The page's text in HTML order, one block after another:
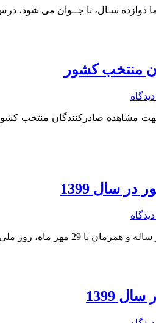
ایران
نخبگان
دوازده سـال، تا جــوان می شود،
منتخب کشور
انتخاب
سال 1399
منتخب
1399